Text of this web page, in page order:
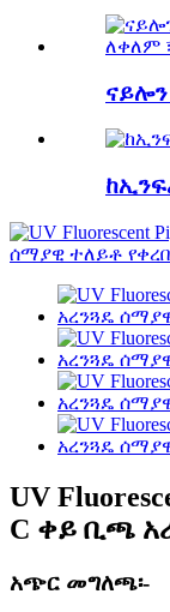
UV
C ቀይ ቢጫ
አጭር መግለጫ፡-